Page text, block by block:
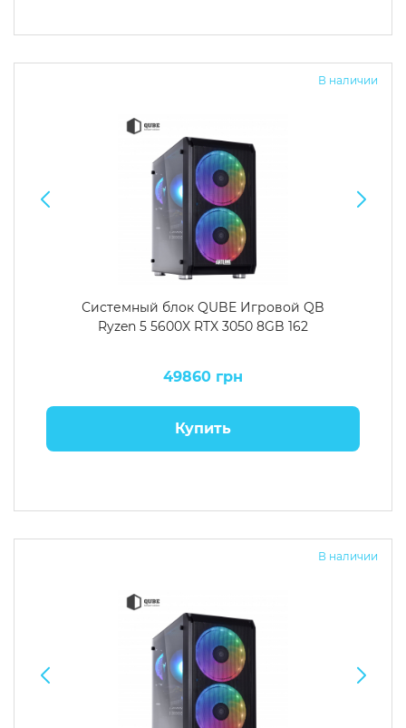
В наличии
Системный блок QUBE Игровой QB
Ryzen 5 5600X RTX 3050 8GB 162
49860 грн
Купить
В наличии